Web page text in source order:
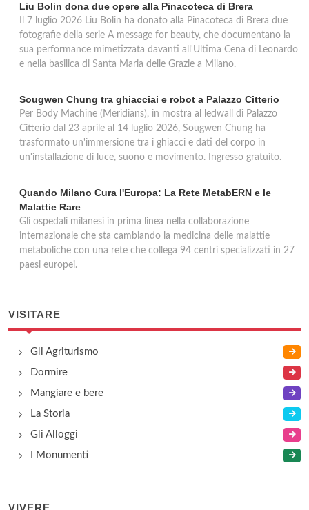
Liu Bolin dona due opere alla Pinacoteca di Brera
Il 7 luglio 2026 Liu Bolin ha donato alla Pinacoteca di Brera due
fotografie della serie A message for beauty, che documentano la
sua performance mimetizzata davanti all'Ultima Cena di Leonardo
e nella basilica di Santa Maria delle Grazie a Milano.
Sougwen Chung tra ghiacciai e robot a Palazzo Citterio
Per Body Machine (Meridians), in mostra al ledwall di Palazzo
Citterio dal 23 aprile al 14 luglio 2026, Sougwen Chung ha
trasformato un'immersione tra i ghiacci e dati del corpo in
un'installazione di luce, suono e movimento. Ingresso gratuito.
Quando Milano Cura l'Europa: La Rete MetabERN e le
Malattie Rare
Gli ospedali milanesi in prima linea nella collaborazione
internazionale che sta cambiando la medicina delle malattie
metaboliche con una rete che collega 94 centri specializzati in 27
paesi europei.
VISITARE
Gli Agriturismo
Dormire
Mangiare e bere
La Storia
Gli Alloggi
I Monumenti
VIVERE